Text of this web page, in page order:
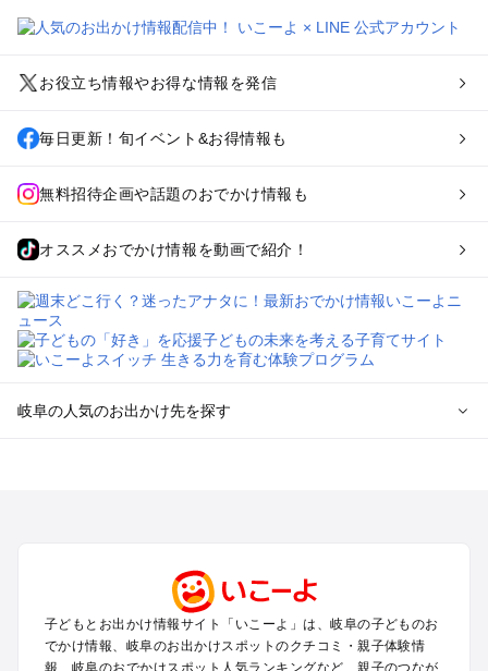
お役立ち情報やお得な情報を発信
毎日更新！旬イベント&お得情報も
無料招待企画や話題のおでかけ情報も
オススメおでかけ情報を動画で紹介！
岐阜の人気のお出かけ先を探す
高山・下呂・飛騨・奥飛騨周辺のプールお出かけ
郡上・美濃・関のプールお出かけ
木曽路・木曽周辺のプールお出かけ
白川郷のプールお出かけ
子どもとお出かけ情報サイト「いこーよ」は、岐阜の子どものお
でかけ情報、岐阜のお出かけスポットのクチコミ・親子体験情